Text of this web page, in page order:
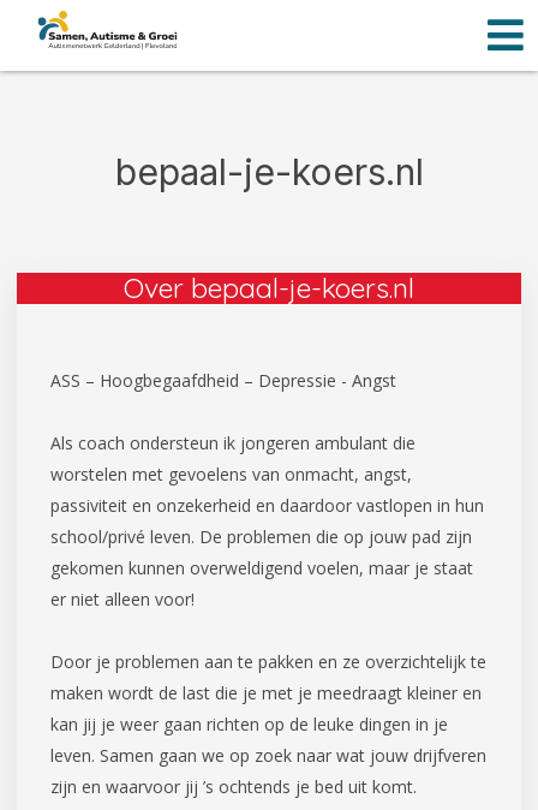
bepaal-je-koers.nl
Over bepaal-je-koers.nl
ASS – Hoogbegaafdheid – Depressie - Angst
Als coach ondersteun ik jongeren ambulant die
worstelen met gevoelens van onmacht, angst,
passiviteit en onzekerheid en daardoor vastlopen in hun
school/privé leven. De problemen die op jouw pad zijn
gekomen kunnen overweldigend voelen, maar je staat
er niet alleen voor!
Door je problemen aan te pakken en ze overzichtelijk te
maken wordt de last die je met je meedraagt kleiner en
kan jij je weer gaan richten op de leuke dingen in je
leven. Samen gaan we op zoek naar wat jouw drijfveren
zijn en waarvoor jij ’s ochtends je bed uit komt.